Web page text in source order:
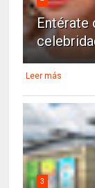
Entérate
Leer más
3